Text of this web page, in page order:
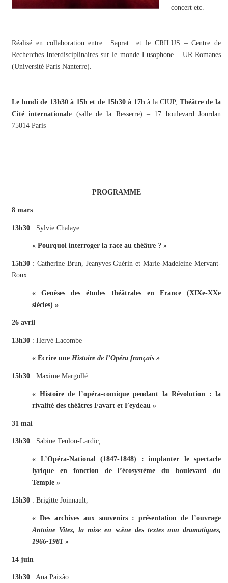
concert etc.
Réalisé en collaboration entre Saprat et le CRILUS – Centre de
Recherches Interdisciplinaires sur le monde Lusophone – UR Romanes
(Université Paris Nanterre).
Le lundi de 13h30 à 15h et de 15h30 à 17hà la CIUP, Théâtre de la
Cité internationale (salle de la Resserre) – 17 boulevard Jourdan
75014 Paris
PROGRAMME
8 mars
13h30 : Sylvie Chalaye
« Pourquoi interroger la race au théâtre ? »
15h30 : Catherine Brun, Jeanyves Guérin et Marie-Madeleine Mervant-
Roux
«Genèses des études théâtrales en France (XIXe-XXe
siècles) »
26 avril
13h30 : Hervé Lacombe
«Écrire une Histoire de l’Opéra français »
15h30 : Maxime Margollé
« Histoire de l’opéra-comique pendant la Révolution : la
rivalité des théâtres Favart et Feydeau »
31 mai
13h30 : Sabine Teulon-Lardic,
« L’Opéra-National (1847-1848) : implanter le spectacle
lyrique en fonction de l’écosystème du boulevard du
Temple »
15h30 : Brigitte Joinnault,
« Des archives aux souvenirs : présentation de l’ouvrage
Antoine Vitez, la mise en scène des textes non dramatiques,
1966-1981 »
14 juin
13h30 : Ana Paixão